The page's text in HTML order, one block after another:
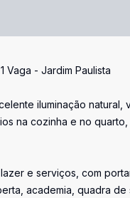
Vaga - Jardim Paulista
iluminação natural,
na cozinha e no
e serviços, com
academia, quadra